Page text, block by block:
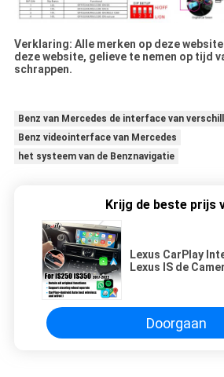
Verklaring: Alle merken op deze
deze website, gelieve te nemen op tijd
schrappen.
Benz van Mercedes de interface van
Benz videointerface van Mercedes
het systeem van de Benznavigatie
Krijg de beste prijs
Lexus CarPlay
Lexus IS de
Doorgaan